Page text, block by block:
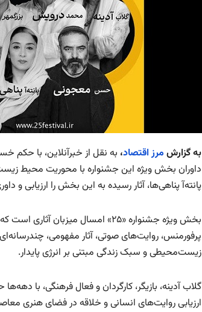
به گزارش مرز اقتصاد،
داوران بخش ویژه این جشنواره با محوریت محیط
پانته‌آ پناهی‌ها، آثار رسیده به این بخش را ارزیابی و
بخش ویژه جشنواره «۲۵» امسال
پرفورمنس، روایت‌های صوتی، آثار مفهومی،
زیست‌محیطی و سبک زندگی مبتنی بر انرژی پایدار.
گلاب آدینه، بازیگر، کارگردان و فعال فرهنگی، با
ارزیابی روایت‌های انسانی و خلاقه در فضای هنری